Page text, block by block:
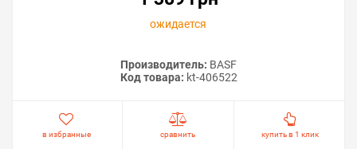
ожидается
Производитель: BASF
Код товара: kt-406522
в избранные сравнить купить в 1 клик